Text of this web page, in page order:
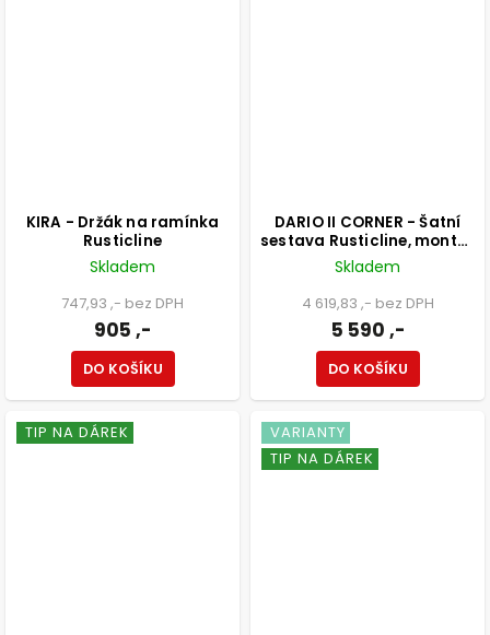
KIRA - Držák na ramínka
Rusticline
Skladem
747,93 ,- bez DPH
905 ,-
DO KOŠÍKU
DARIO II CORNER - Šatní
sestava Rusticline, montáž
do stěny, 1110x1110x2300mm
Skladem
4 619,83 ,- bez DPH
5 590 ,-
DO KOŠÍKU
TIP NA DÁREK
VARIANTY
TIP NA DÁREK